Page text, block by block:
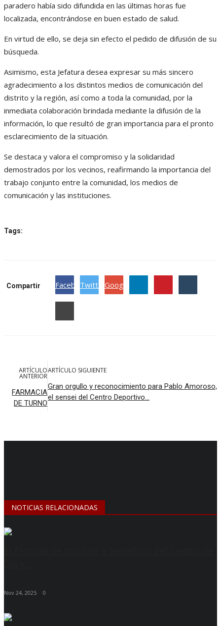
paradero había sido difundida en las últimas horas fue
localizada, encontrándose en buen estado de salud.
En virtud de ello, se deja sin efecto el pedido de difusión de su
búsqueda.
Asimismo, esta Jefatura desea expresar su más sincero
agradecimiento a los distintos medios de comunicación del
distrito y la región, así como a toda la comunidad, por la
inmediata colaboración brindada mediante la difusión de la
información, lo que resultó de gran importancia para el pronto
esclarecimiento de la situación.
Se destaca y valora el compromiso y la solidaridad
demostrados por los vecinos, reafirmando la importancia del
trabajo conjunto entre la comunidad, los medios de
comunicación y las instituciones.
Tags:
Compartir FacebookTwitterGoogle
ARTÍCULO
ANTERIOR
FARMACIA
DE TURNO
ARTÍCULO SIGUIENTE
Gran orgullo y reconocimiento para Pablo Amoroso,
el sensei del Centro Deportivo...
NOTICIAS RELACIONADAS
Nov 24, 2025 0